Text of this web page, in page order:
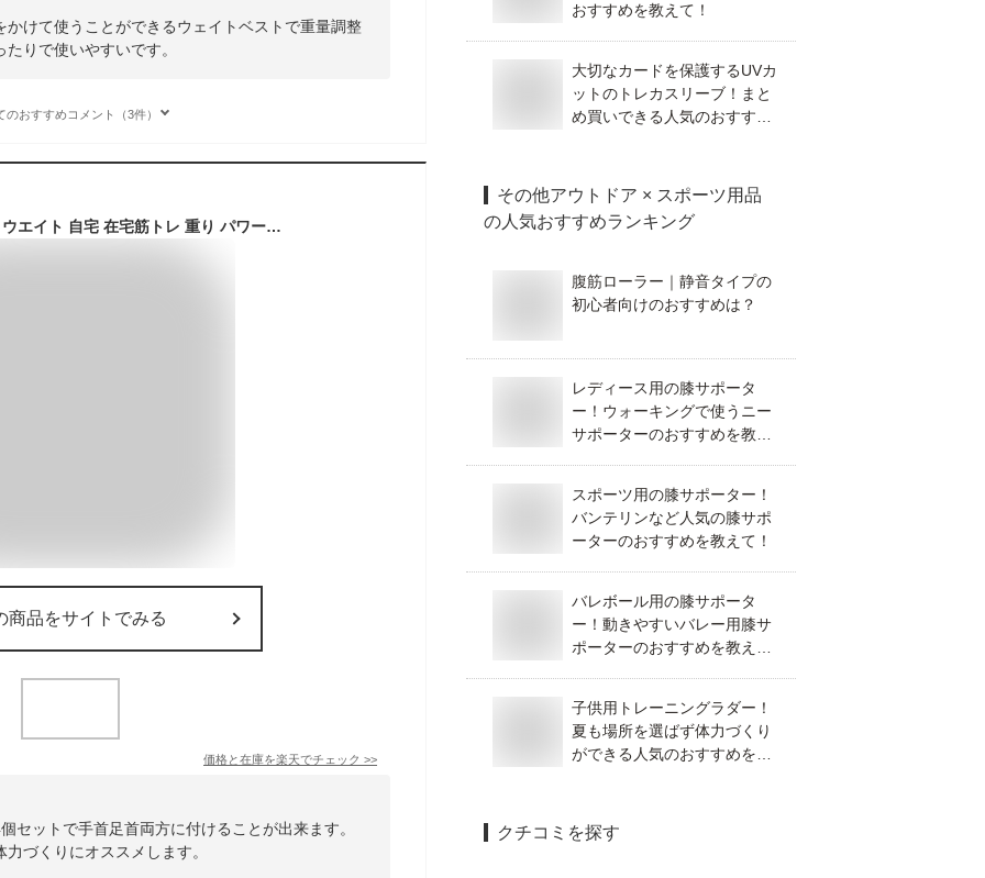
けて使うことができるウェイトベストで重量調整
りで使いやすいです。
のおすすめコメント（3件）
足 4個セット！リストウエイト 自宅 在宅筋トレ 重り パワーアンクル 筋トレ 宅トレ 筋トレ アンクルウエイト グッズ パワーリスト トレーニング リストバンド 腕 手首 脚 脚用 ウェイトトレーニング ダンベル ウオーキング 足首
商品をサイトでみる
価格と在庫を楽天でチェック >>
セットで手首足首両方に付けることが出来ます。
づくりにオススメします。
おすすめを教えて！
大切なカードを保護するUVカ
ットのトレカスリーブ！まと
め買いできる人気のおすすめ
その他アウトドア × スポーツ用品
の人気おすすめランキング
腹筋ローラー｜静音タイプの
初心者向けのおすすめは？
レディース用の膝サポータ
ー！ウォーキングで使うニー
サポーターのおすすめを教え
スポーツ用の膝サポーター！
バンテリンなど人気の膝サポ
ーターのおすすめを教えて！
バレボール用の膝サポータ
ー！動きやすいバレー用膝サ
ポーターのおすすめを教え
子供用トレーニングラダー！
夏も場所を選ばず体力づくり
ができる人気のおすすめを教
クチコミを探す